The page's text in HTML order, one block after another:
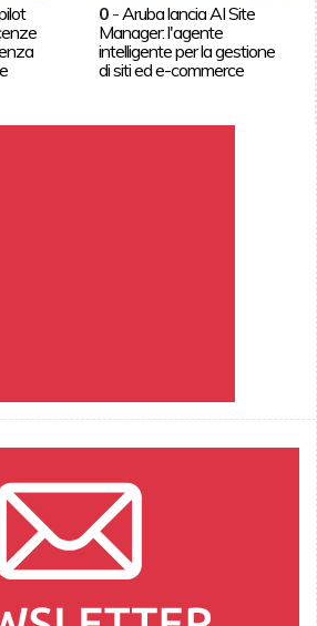
0 - Aruba lancia AI Site
Manager: l'agente
intelligente per la gestione
di siti ed e-commerce